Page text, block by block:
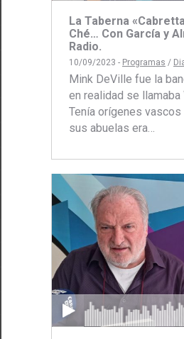
La Taberna
Ché… Con García y
Radio.
10/09/2023 - Programas /
Mink DeVille fue la
en realidad se llamaba
Tenía orígenes
sus abuelas era…